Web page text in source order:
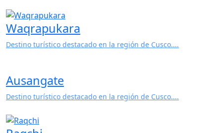
Destino turístico destacado en la región de Cusco....
Ausangate
Raqchi
Destino turístico destacado en la región de Cusco....